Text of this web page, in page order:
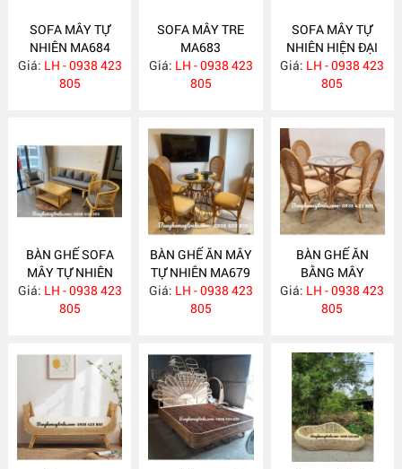
SOFA MÂY TỰ
NHIÊN MA684
Giá: LH - 0938 423
805
SOFA MÂY TRE
MA683
Giá: LH - 0938 423
805
SOFA MÂY TỰ
NHIÊN HIỆN ĐẠI
MA682
Giá: LH - 0938 423
805
BÀN GHẾ SOFA
MÂY TỰ NHIÊN
MA681
Giá: LH - 0938 423
805
BÀN GHẾ ĂN MÂY
TỰ NHIÊN MA679
Giá: LH - 0938 423
805
BÀN GHẾ ĂN
BẰNG MÂY
MA678
Giá: LH - 0938 423
805